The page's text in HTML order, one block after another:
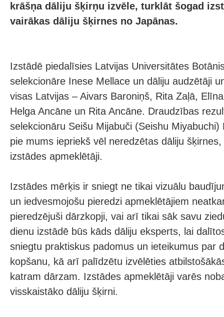
krāšņa dāliju šķirņu izvēle, turklāt šogad
vairākas dāliju šķirnes no Japānas.
Izstādē piedalīsies Latvijas Universitātes
selekcionāre Inese Mellace un dāliju audzētāji
visas Latvijas – Aivars Baroniņš, Rita Zaļā,
Helga Ancāne un Rita Ancāne. Draudzības
selekcionāru Seišu Mijabuči (Seishu Miyabuchi)
pie mums iepriekš vēl neredzētas dāliju
izstādes apmeklētāji.
Izstādes mērķis ir sniegt ne tikai vizuālu
un iedvesmojošu pieredzi apmeklētājiem
pieredzējuši dārzkopji, vai arī tikai sāk savu
dienu izstādē būs kāds dāliju eksperts, lai
sniegtu praktiskus padomus un ieteikumus par
kopšanu, kā arī palīdzētu izvēlēties
katram dārzam. Izstādes apmeklētāji varēs
visskaistāko dāliju šķirni.